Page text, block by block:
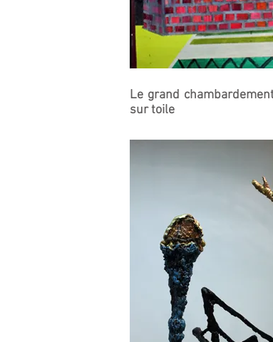
Le grand
sur toile